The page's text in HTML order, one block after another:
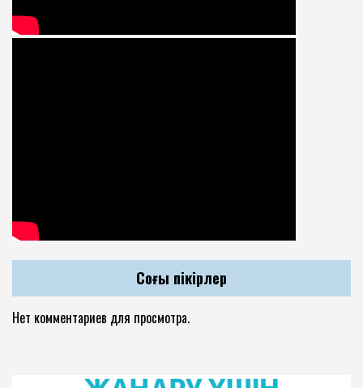
Соңғы пікірлер
Нет комментариев для просмотра.